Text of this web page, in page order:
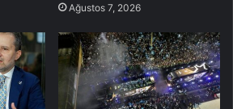
Ağustos 7, 2026